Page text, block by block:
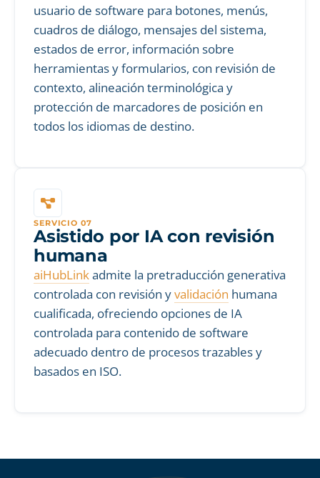
usuario de software para botones, menús,
cuadros de diálogo, mensajes del sistema,
estados de error, información sobre
herramientas y formularios, con revisión de
contexto, alineación terminológica y
protección de marcadores de posición en
todos los idiomas de destino.
SERVICIO 07
Asistido por IA con revisión
humana
aiHubLinkadmite la pretraducción generativa
controlada con revisión yvalidación humana
cualificada, ofreciendo opciones de IA
controlada para contenido de software
adecuado dentro de procesos trazables y
basados en ISO.